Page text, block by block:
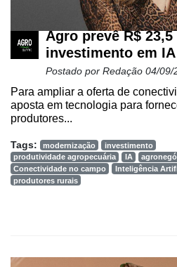
Agro prevê R$
investimento em IA
Postado por Redação 04/09/
Para ampliar a oferta de
aposta em tecnologia para
produtores...
Tags: modernização
investimento
produtividade agropecuária
IA
Conectividade no campo
Inteligência
produtores rurais